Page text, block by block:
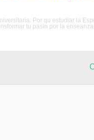
Por qu estudiar la
tu pasin por la